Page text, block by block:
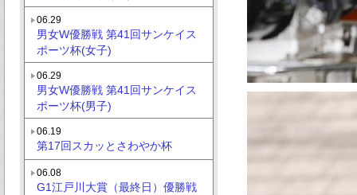
06.29
男女W優勝戦 第41回サンケイス
ポーツ杯(女子)
06.29
男女W優勝戦 第41回サンケイス
ポーツ杯(男子)
06.19
第17回スカッとさわやか杯
06.08
G1江戸川大賞（最終日）優勝戦